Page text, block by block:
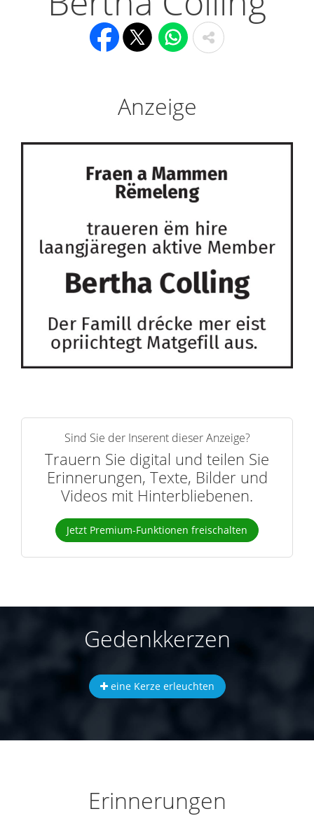
Anzeige
Sind Sie der Inserent dieser Anzeige?
Trauern Sie digital und teilen Sie
Erinnerungen, Texte, Bilder und
Videos mit Hinterbliebenen.
Jetzt Premium-Funktionen freischalten
Gedenkkerzen
eine Kerze erleuchten
Erinnerungen